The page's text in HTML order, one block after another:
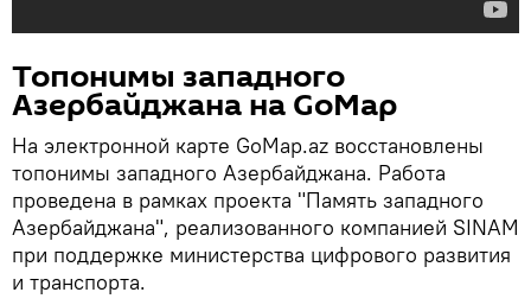
Топонимы западного
Азербайджана на GoMap
На электронной карте GoMap.az восстановлены
топонимы западного Азербайджана. Работа
проведена в рамках проекта "Память западного
Азербайджана", реализованного компанией SINAM
при поддержке министерства цифрового развития
и транспорта.